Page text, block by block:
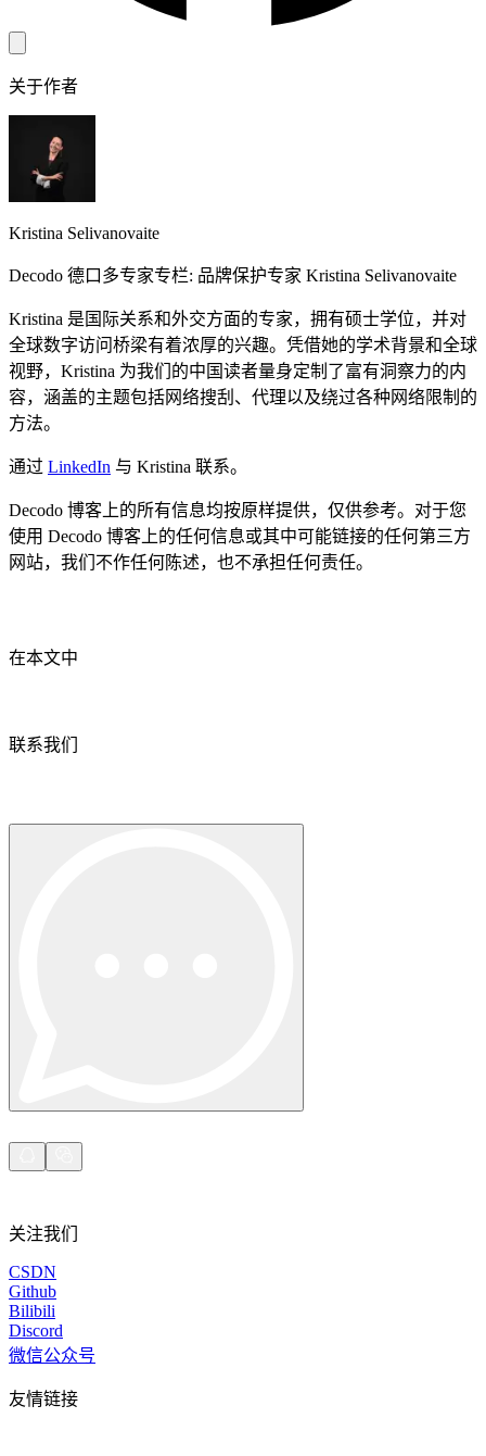
关于作者
Kristina Selivanovaite
Decodo 德口多专家专栏: 品牌保护专家 Kristina Selivanovaite
Kristina 是国际关系和外交方面的专家，拥有硕士学位，并对
全球数字访问桥梁有着浓厚的兴趣。凭借她的学术背景和全球
视野，Kristina 为我们的中国读者量身定制了富有洞察力的内
容，涵盖的主题包括网络搜刮、代理以及绕过各种网络限制的
方法。
通过 LinkedIn 与 Kristina 联系。
Decodo 博客上的所有信息均按原样提供，仅供参考。对于您
使用 Decodo 博客上的任何信息或其中可能链接的任何第三方
网站，我们不作任何陈述，也不承担任何责任。
在本文中
联系我们
关注我们
CSDN
Github
Bilibili
Discord
微信公众号
友情链接